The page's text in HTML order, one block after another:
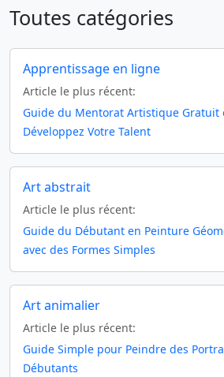
Toutes catégories
Apprentissage en ligne
Article le plus récent:
Guide du Mentorat Artistique Gratuit
Développez Votre Talent
Art abstrait
Article le plus récent:
Guide du Débutant en Peinture
avec des Formes Simples
Art animalier
Article le plus récent:
Guide Simple pour Peindre des
Débutants